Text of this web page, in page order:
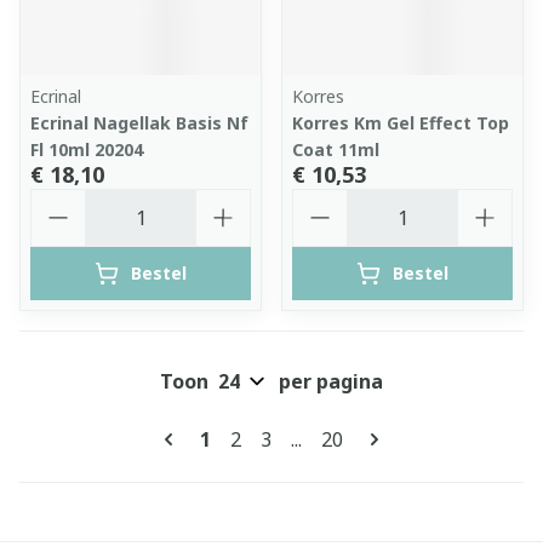
Ecrinal
Ecrinal Nagellak Basis Nf
Fl 10ml 20204
€ 18,10
Bestel
Korres
Korres Km Gel Effect Top
Coat 11ml
€ 10,53
Bestel
Pagina's
U lees momenteel pagina
1 Pagina
2 Pagina
3 ... Pagina
20
Toon per pagina